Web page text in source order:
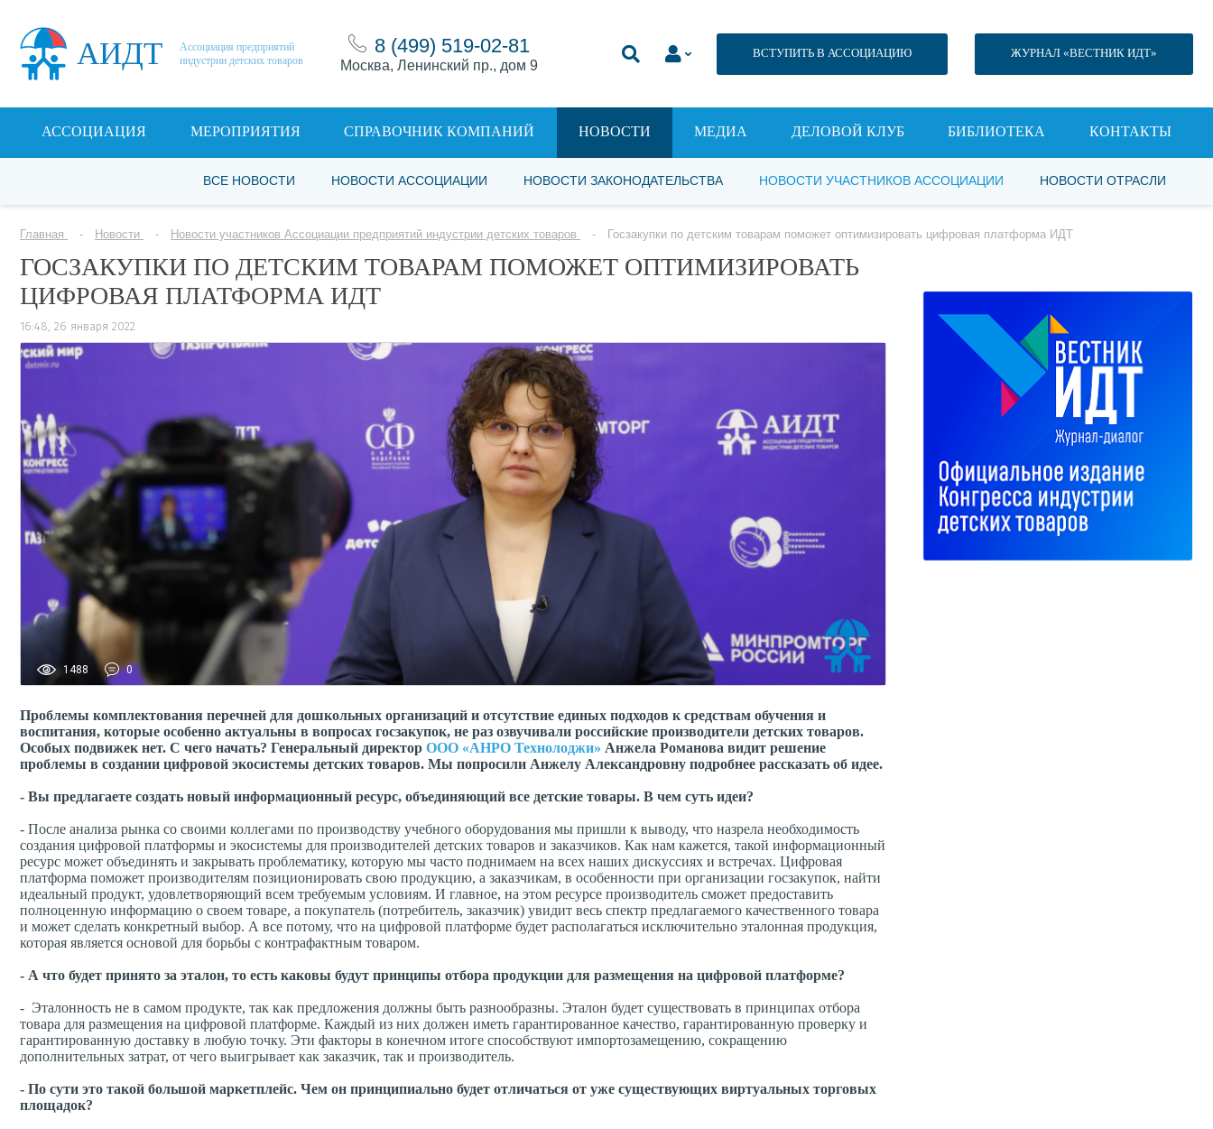
АИДТ
Ассоциация предприятий
индустрии детских товаров
8 (499) 519-02-81
Москва, Ленинский пр., дом 9
ВСТУПИТЬ В АССОЦИАЦИЮ ЖУРНАЛ «ВЕСТНИК ИДТ»
АССОЦИАЦИЯ МЕРОПРИЯТИЯ СПРАВОЧНИК КОМПАНИЙ НОВОСТИ МЕДИА ДЕЛОВОЙ КЛУБ БИБЛИОТЕКА КОНТАКТЫ
ВСЕ НОВОСТИ НОВОСТИ АССОЦИАЦИИ НОВОСТИ ЗАКОНОДАТЕЛЬСТВА НОВОСТИ УЧАСТНИКОВ АССОЦИАЦИИ НОВОСТИ ОТРАСЛИ
Главная Новости Новости участников Ассоциации предприятий индустрии детских товаров Госзакупки по детским товарам поможет оптимизировать цифровая платформа ИДТ
ГОСЗАКУПКИ ПО ДЕТСКИМ ТОВАРАМ ПОМОЖЕТ ОПТИМИЗИРОВАТЬ
ЦИФРОВАЯ ПЛАТФОРМА ИДТ
16:48, 26 января 2022
1488 0
Проблемы комплектования перечней для дошкольных организаций и отсутствие единых подходов к средствам обучения и
воспитания, которые особенно актуальны в вопросах госзакупок, не раз озвучивали российские производители детских товаров.
Особых подвижек нет. С чего начать? Генеральный директор ООО «АНРО Технолоджи» Анжела Романова видит решение
проблемы в создании цифровой экосистемы детских товаров. Мы попросили Анжелу Александровну подробнее рассказать об идее.
- Вы предлагаете создать новый информационный ресурс, объединяющий все детские товары. В чем суть идеи?
- После анализа рынка со своими коллегами по производству учебного оборудования мы пришли к выводу, что назрела необходимость
создания цифровой платформы и экосистемы для производителей детских товаров и заказчиков. Как нам кажется, такой информационный
ресурс может объединять и закрывать проблематику, которую мы часто поднимаем на всех наших дискуссиях и встречах. Цифровая
платформа поможет производителям позиционировать свою продукцию, а заказчикам, в особенности при организации госзакупок, найти
идеальный продукт, удовлетворяющий всем требуемым условиям. И главное, на этом ресурсе производитель сможет предоставить
полноценную информацию о своем товаре, а покупатель (потребитель, заказчик) увидит весь спектр предлагаемого качественного товара
и может сделать конкретный выбор. А все потому, что на цифровой платформе будет располагаться исключительно эталонная продукция,
которая является основой для борьбы с контрафактным товаром.
- А что будет принято за эталон, то есть каковы будут принципы отбора продукции для размещения на цифровой платформе?
- Эталонность не в самом продукте, так как предложения должны быть разнообразны. Эталон будет существовать в принципах отбора
товара для размещения на цифровой платформе. Каждый из них должен иметь гарантированное качество, гарантированную проверку и
гарантированную доставку в любую точку. Эти факторы в конечном итоге способствуют импортозамещению, сокращению
дополнительных затрат, от чего выигрывает как заказчик, так и производитель.
- По сути это такой большой маркетплейс. Чем он принципиально будет отличаться от уже существующих виртуальных торговых
площадок?